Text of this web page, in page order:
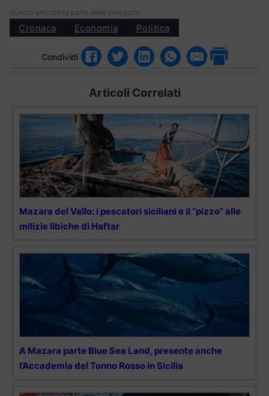
Questo articolo fa parte delle categorie:
Cronaca Economia Politica
Condividi
Articoli Correlati
Mazara del Vallo: i pescatori siciliani e il “pizzo” alle
milizie libiche di Haftar
A Mazara parte Blue Sea Land, presente anche
l’Accademia del Tonno Rosso in Sicilia